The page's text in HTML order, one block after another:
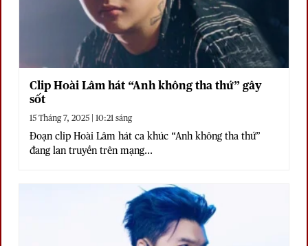
Clip Hoài Lâm hát “Anh không tha thứ” gây
sốt
15 Tháng 7, 2025 | 10:21 sáng
Đoạn clip Hoài Lâm hát ca khúc “Anh không tha thứ”
đang lan truyền trên mạng...